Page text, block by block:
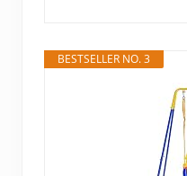
BESTSELLER NO. 3